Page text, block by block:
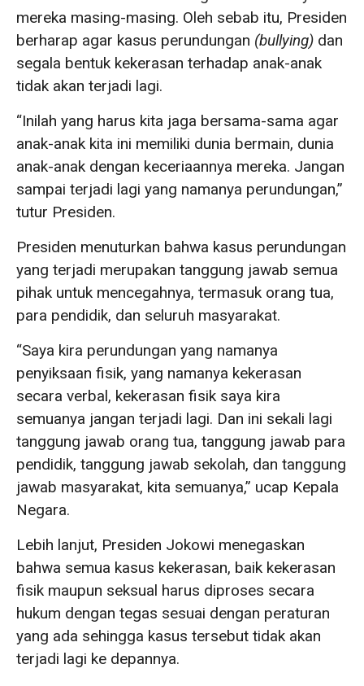
mereka masing-masing. Oleh sebab itu, Presiden
berharap agar kasus perundungan (bullying) dan
segala bentuk kekerasan terhadap anak-anak
tidak akan terjadi lagi.
“Inilah yang harus kita jaga bersama-sama agar
anak-anak kita ini memiliki dunia bermain, dunia
anak-anak dengan keceriaannya mereka. Jangan
sampai terjadi lagi yang namanya perundungan,”
tutur Presiden.
Presiden menuturkan bahwa kasus perundungan
yang terjadi merupakan tanggung jawab semua
pihak untuk mencegahnya, termasuk orang tua,
para pendidik, dan seluruh masyarakat.
“Saya kira perundungan yang namanya
penyiksaan fisik, yang namanya kekerasan
secara verbal, kekerasan fisik saya kira
semuanya jangan terjadi lagi. Dan ini sekali lagi
tanggung jawab orang tua, tanggung jawab para
pendidik, tanggung jawab sekolah, dan tanggung
jawab masyarakat, kita semuanya,” ucap Kepala
Negara.
Lebih lanjut, Presiden Jokowi menegaskan
bahwa semua kasus kekerasan, baik kekerasan
fisik maupun seksual harus diproses secara
hukum dengan tegas sesuai dengan peraturan
yang ada sehingga kasus tersebut tidak akan
terjadi lagi ke depannya.